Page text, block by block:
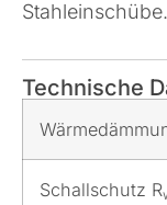
Stahleinschübe.
Technische
Schallschutz R